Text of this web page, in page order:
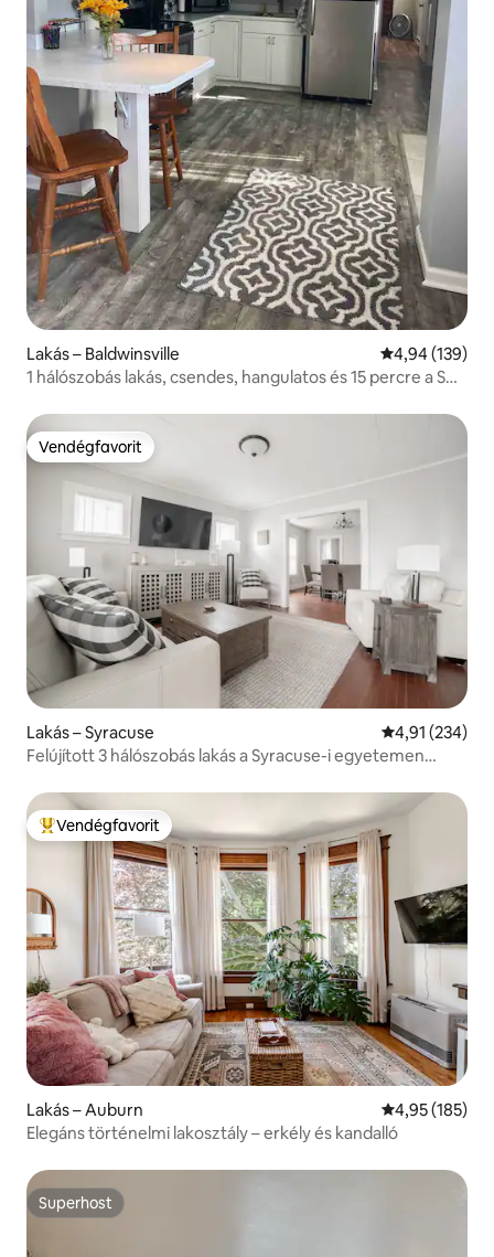
Lakás – Baldwinsville Átlagos
4,94 (139)
1 hálószobás lakás, csendes, hangulatos és 15 percre a SU-
Vendégfavorit
Vendégfavorit
Lakás – Syracuse Átlagos
4,91 (234)
Felújított 3 hálószobás lakás a Syracuse-i egyetemen
Kiemelt vendégfavorit
Vendégfavorit
Lakás – Auburn Átlagos
4,95 (185)
Elegáns történelmi lakosztály – erkély és kandalló
Superhost
Superhost